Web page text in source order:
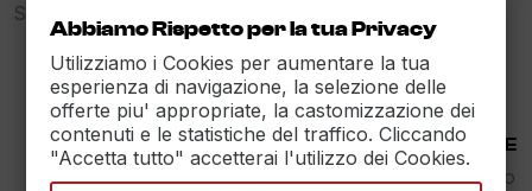
Spedizione gratuita sopra i
89€
30 DAYS RETURN
Reso Garantito entro
100% PAYMENT SECURE
Assicuriamo il pagamento
Abbiamo Rispetto per la tua Privacy
Utilizziamo i Cookies per aumentare la tua
esperienza di navigazione, la selezione delle
offerte piu' appropriate, la castomizzazione dei
contenuti e le statistiche del traffico. Cliccando
"Accetta tutto" accetterai l'utilizzo dei Cookies.